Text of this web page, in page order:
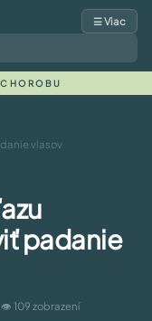
☰ Viac
vlasov
padanie
👁 109 zobrazení